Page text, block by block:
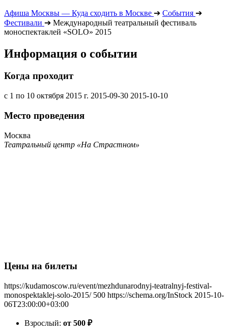
Афиша Москвы — Куда сходить в Москве ➔ События ➔
Фестивали ➔ Международный театральный фестиваль
моноспектаклей «SOLO» 2015
Информация о событии
Когда проходит
с 1 по 10 октября 2015 г. 2015-09-30 2015-10-10
Место проведения
Москва
Театральный центр «На Страстном»
Цены на билеты
https://kudamoscow.ru/event/mezhdunarodnyj-teatralnyj-festival-
monospektaklej-solo-2015/ 500 https://schema.org/InStock 2015-10-
06T23:00:00+03:00
Взрослый: от 500 ₽